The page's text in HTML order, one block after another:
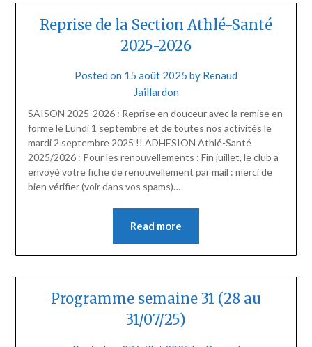
Reprise de la Section Athlé-Santé
2025-2026
Posted on 15 août 2025 by Renaud
Jaillardon
SAISON 2025-2026 : Reprise en douceur avec la remise en
forme le Lundi 1 septembre et de toutes nos activités le
mardi 2 septembre 2025 !! ADHESION Athlé-Santé
2025/2026 : Pour les renouvellements : Fin juillet, le club a
envoyé votre fiche de renouvellement par mail : merci de
bien vérifier (voir dans vos spams)…
Read more
Programme semaine 31 (28 au
31/07/25)